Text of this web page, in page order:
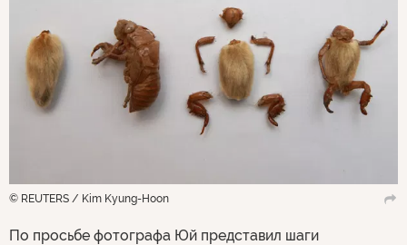
© REUTERS / Kim Kyung-Hoon
По просьбе фотографа Юй представил шаги